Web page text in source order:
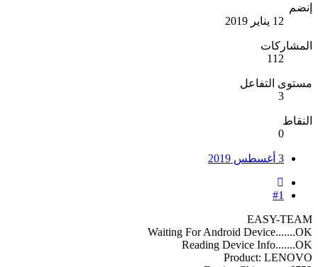
إنضم
12 يناير 2019
المشاركات
112
مستوى التفاعل
3
النقاط
0
3 أغسطس 2019
#1
EASY-TEAM
Waiting For Android Device.......OK
Reading Device Info.......OK
Product: LENOVO